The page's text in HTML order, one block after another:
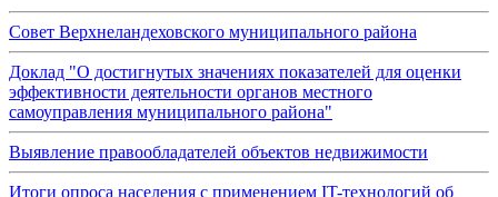
Совет Верхнеландеховского муниципального района
Доклад "О достигнутых значениях показателей для оценки
эффективности деятельности органов местного
самоуправления муниципального района"
Выявление правообладателей объектов недвижимости
Итоги опроса населения с применением IT-технологий об